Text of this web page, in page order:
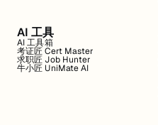
AI 工具
AI 工具箱
考证匠 Cert Master
求职匠 Job Hunter
牛小匠 UniMate AI